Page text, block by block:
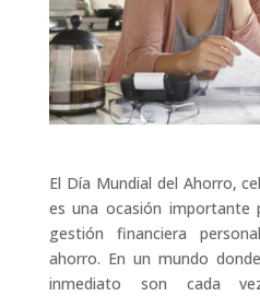
El Día Mundial del Ahorro,
es una ocasión importante
gestión financiera
ahorro. En un mundo
inmediato son cada